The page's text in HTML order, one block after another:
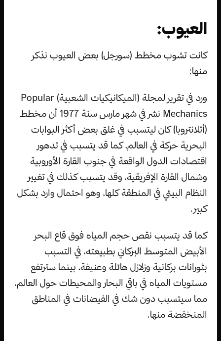
العيوب:
كانت تشوب مخطط (سورجل) بعض العيوب نذكر
منها:
ورد في تقرير لمجلة (الميكانيكيات الشعبية) Popular
Mechanics نشر في شهر مارس سنة 1977 أن مخطط
(أتلانتروبا) كان ليتسبب في غلق بعض أكثر البوابات
البحرية حركة في العالم، كما قد يتسبب في تدهور
اقتصادات الدول الواقعة في جنوب القارة الأوروبية
وشمال القارة الإفريقية، وقد يتسبب كذلك في تغيير
النظام البيئي في المنطقة كلها، وهو احتمال وارد بشكل
كبير.
كما قد يتسبب نقص حجم المياه فوق قاع البحر
الأبيض المتوسط البركاني بطبيعته، في التسبب
بثورانات بركانية وزلازل هائلة وعنيفة، بينما سترتفع
مستويات المياه في باقي البحار والمحيطات حول العالم،
مما سيتسبب دون شك في الفيضانات في المناطق
المنخفضة منها.